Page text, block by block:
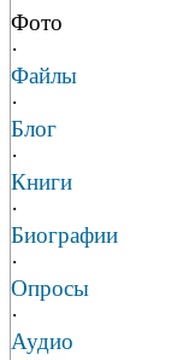
Фото
·
Файлы
·
Блог
·
Книги
·
Биографии
·
Опросы
·
Аудио